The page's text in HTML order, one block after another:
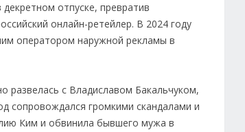
отпуске, превратив
онлайн-ретейлер. В 2024 году
оператором наружной рекламы в
развелась с Владиславом Бакальчуком,
сопровождался громкими скандалами и
Ким и обвинила бывшего мужа в